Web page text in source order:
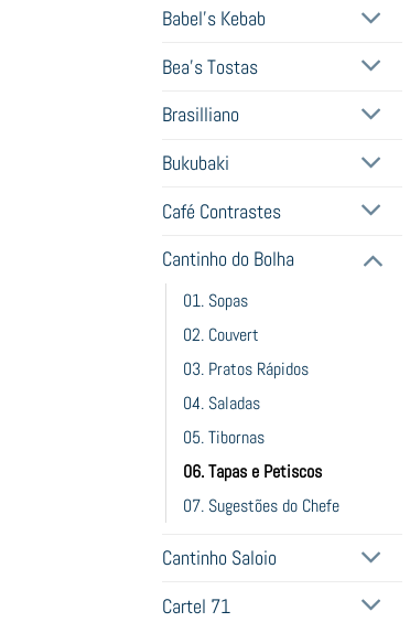
Babel's Kebab
Bea's Tostas
Brasilliano
Bukubaki
Café Contrastes
Cantinho do Bolha
01. Sopas
02. Couvert
03. Pratos Rápidos
04. Saladas
05. Tibornas
06. Tapas e Petiscos
07. Sugestões do Chefe
Cantinho Saloio
Cartel 71